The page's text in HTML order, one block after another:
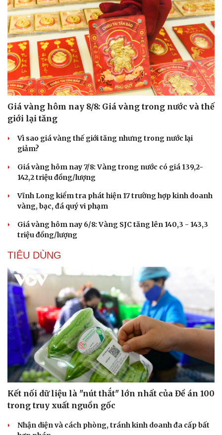
Giá vàng hôm nay 8/8: Giá vàng trong nước và thế
giới lại tăng
Vì sao giá vàng thế giới tăng nhưng trong nước lại
giảm?
Giá vàng hôm nay 7/8: Vàng trong nước có giá 139,2-
142,2 triệu đồng/lượng
Vĩnh Long kiểm tra phát hiện 17 trường hợp kinh doanh
vàng, bạc, đá quý vi phạm
Giá vàng hôm nay 6/8: Vàng SJC tăng lên 140,3 - 143,3
triệu đồng/lượng
TIÊU DÙNG
Kết nối dữ liệu là "nút thắt" lớn nhất của Đề án 100
trong truy xuất nguồn gốc
Nhận diện và cách phòng, tránh kinh doanh đa cấp bất